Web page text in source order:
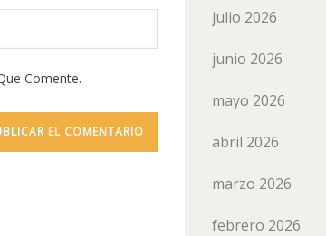
Comente.
julio 2026
junio 2026
mayo 2026
abril 2026
marzo 2026
febrero 2026